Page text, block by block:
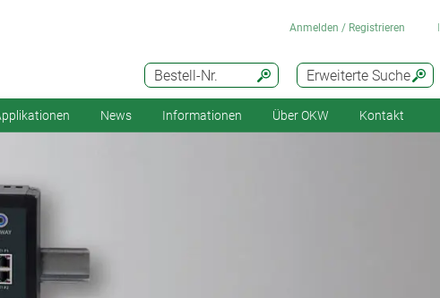
Erweiterte Suche
Bestell-Nr.
Anmelden / Registrieren
News Informationen Über OKW Kontakt